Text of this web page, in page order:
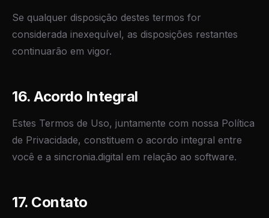
Se qualquer disposição destes termos for
considerada inexequível, as disposições restantes
continuarão em vigor.
16. Acordo Integral
Estes Termos de Uso, juntamente com nossa Política
de Privacidade, constituem o acordo integral entre
você e a sincronia.digital em relação ao software.
17. Contato